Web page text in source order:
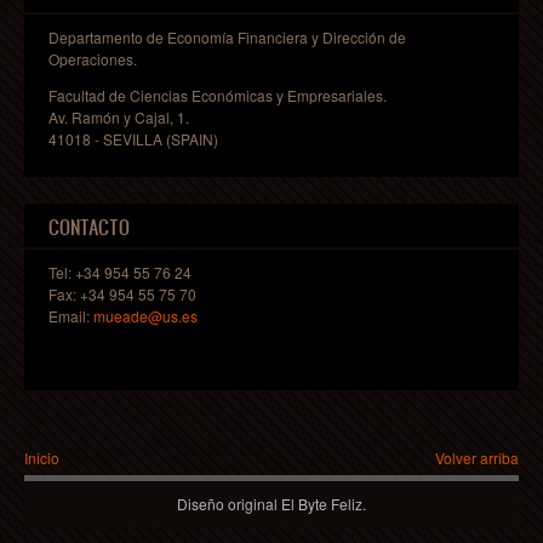
Visita al Espacio de aceleración de start-ups en Sevilla
Departamento de Economía Financiera y Dirección de
Operaciones.
Facultad de Ciencias Económicas y Empresariales.
Av. Ramón y Cajal, 1.
41018 - SEVILLA (SPAIN)
CONTACTO
Tel: +34 954 55 76 24
Fax: +34 954 55 75 70
Email:mueade@us.es
Usted está aquí
Inicio Volver arriba
Diseño original El Byte Feliz.